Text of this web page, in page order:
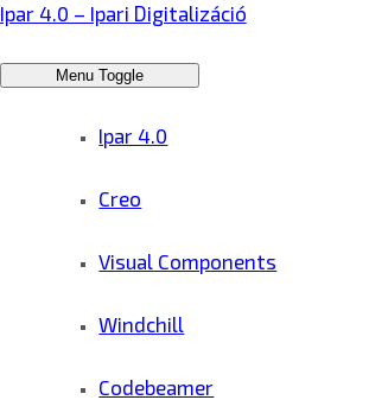
Ipar 4.0 – Ipari Digitalizáció
Menu Toggle
Ipar 4.0
Creo
Visual Components
Windchill
Codebeamer